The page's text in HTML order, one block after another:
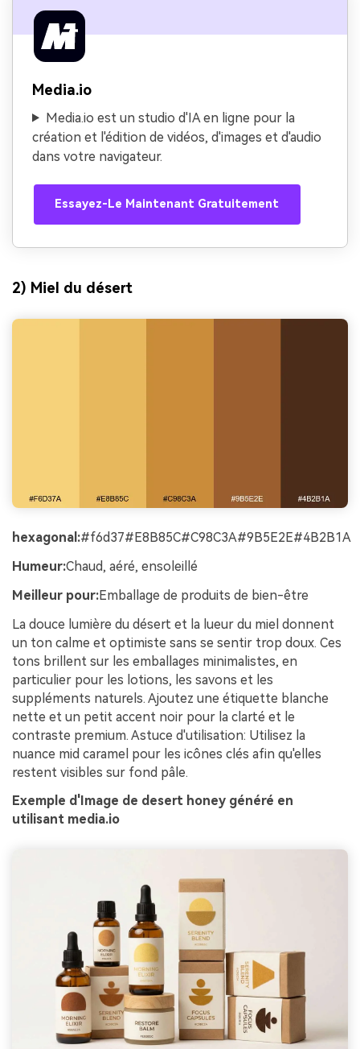
Media.io
Media.io est un studio d'IA en ligne pour la
création et l'édition de vidéos, d'images et d'audio
dans votre navigateur.
Essayez-Le Maintenant Gratuitement
2) Miel du désert
hexagonal:#f6d37#E8B85C#C98C3A#9B5E2E#4B2B1A
Humeur:Chaud, aéré, ensoleillé
Meilleur pour:Emballage de produits de bien-être
La douce lumière du désert et la lueur du miel donnent
un ton calme et optimiste sans se sentir trop doux. Ces
tons brillent sur les emballages minimalistes, en
particulier pour les lotions, les savons et les
suppléments naturels. Ajoutez une étiquette blanche
nette et un petit accent noir pour la clarté et le
contraste premium. Astuce d'utilisation: Utilisez la
nuance mid caramel pour les icônes clés afin qu'elles
restent visibles sur fond pâle.
Exemple d'Image de desert honey généré en
utilisant media.io